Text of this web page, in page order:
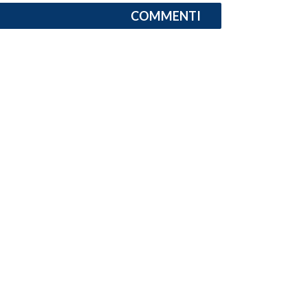
COMMENTI